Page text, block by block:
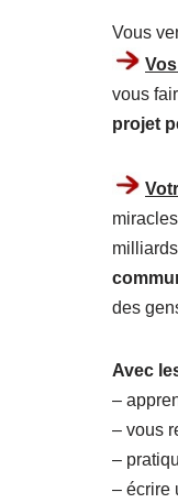
Vous
vous
projet
des
Avec
–
– vous
–
– écrire